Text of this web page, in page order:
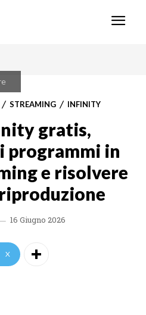
STREAMING INFINITY
gratis,
programmi in
e risolvere
16 Giugno 2026
X